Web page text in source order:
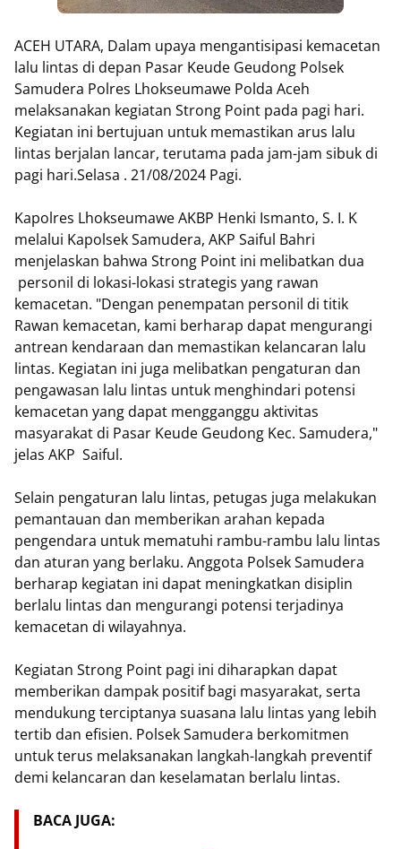
ACEH UTARA, Dalam upaya mengantisipasi kemacetan
lalu lintas di depan Pasar Keude Geudong Polsek
Samudera Polres Lhokseumawe Polda Aceh
melaksanakan kegiatan Strong Point pada pagi hari.
Kegiatan ini bertujuan untuk memastikan arus lalu
lintas berjalan lancar, terutama pada jam-jam sibuk di
pagi hari.Selasa . 21/08/2024 Pagi.
Kapolres Lhokseumawe AKBP Henki Ismanto, S. I. K
melalui Kapolsek Samudera, AKP Saiful Bahri
menjelaskan bahwa Strong Point ini melibatkan dua
personil di lokasi-lokasi strategis yang rawan
kemacetan. "Dengan penempatan personil di titik
Rawan kemacetan, kami berharap dapat mengurangi
antrean kendaraan dan memastikan kelancaran lalu
lintas. Kegiatan ini juga melibatkan pengaturan dan
pengawasan lalu lintas untuk menghindari potensi
kemacetan yang dapat mengganggu aktivitas
masyarakat di Pasar Keude Geudong Kec. Samudera,"
jelas AKP Saiful.
Selain pengaturan lalu lintas, petugas juga melakukan
pemantauan dan memberikan arahan kepada
pengendara untuk mematuhi rambu-rambu lalu lintas
dan aturan yang berlaku. Anggota Polsek Samudera
berharap kegiatan ini dapat meningkatkan disiplin
berlalu lintas dan mengurangi potensi terjadinya
kemacetan di wilayahnya.
Kegiatan Strong Point pagi ini diharapkan dapat
memberikan dampak positif bagi masyarakat, serta
mendukung terciptanya suasana lalu lintas yang lebih
tertib dan efisien. Polsek Samudera berkomitmen
untuk terus melaksanakan langkah-langkah preventif
demi kelancaran dan keselamatan berlalu lintas.
BACA JUGA: